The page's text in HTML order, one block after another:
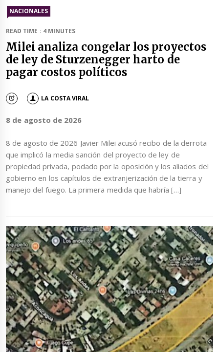
NACIONALES
READ TIME : 4 MINUTES
Milei analiza congelar los proyectos
de ley de Sturzenegger harto de
pagar costos políticos
LA COSTA VIRAL
8 de agosto de 2026
8 de agosto de 2026 Javier Milei acusó recibo de la derrota
que implicó la media sanción del proyecto de ley de
propiedad privada, podado por la oposición y los aliados del
gobierno en los capítulos de extranjerización de la tierra y
manejo del fuego. La primera medida que habría […]